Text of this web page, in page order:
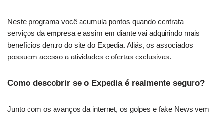
Neste programa você acumula pontos quando contrata
serviços da empresa e assim em diante vai adquirindo mais
benefícios dentro do site do Expedia. Aliás, os associados
possuem acesso a atividades e ofertas exclusivas.
Como descobrir se o Expedia é realmente seguro?
Junto com os avanços da internet, os golpes e fake News vem